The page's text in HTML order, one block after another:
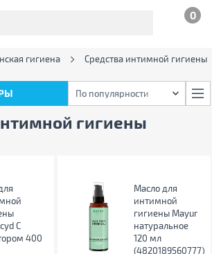
0
гигиена Средства интимной гигиены
гигиены
По популярности
С
400
Масло для
интимной
гигиены Mayur
натуральное
120 мл
(4820189560777)
По популярности